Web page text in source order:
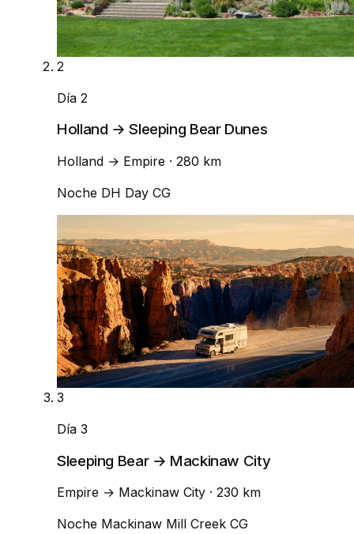
2
Día 2
Holland → Sleeping Bear Dunes
Holland → Empire · 280 km
Noche DH Day CG
3
Día 3
Sleeping Bear → Mackinaw City
Empire → Mackinaw City · 230 km
Noche Mackinaw Mill Creek CG